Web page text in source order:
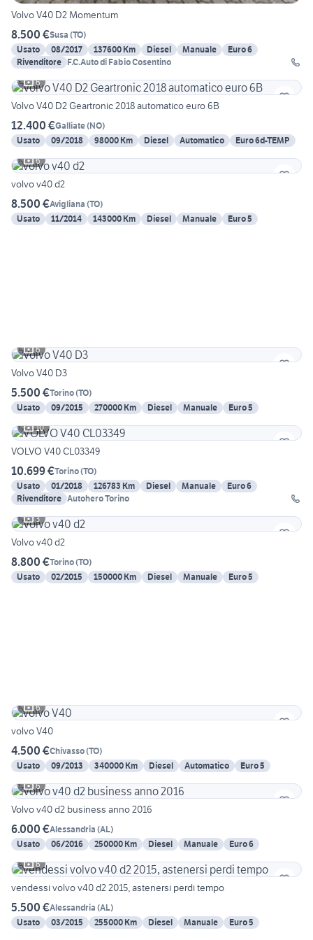
Volvo V40 D2 Momentum
8.500 €Susa (TO)
Usato
08/2017 137600 Km Diesel Manuale
Euro 6
Rivenditore F.C.Auto di Fabio Cosentino
6
Volvo V40 D2 Geartronic 2018 automatico euro 6B
12.400 €Galliate(NO)
Usato
09/2018 98000 Km Diesel Automatico
Euro 6d-TEMP
6
volvo v40 d2
8.500 €Avigliana (TO)
Usato
11/2014 143000 Km Diesel Manuale Euro 5
6
Volvo V40 D3
5.500 €Torino(TO)
Usato
09/2015 270000 Km Diesel Manuale
Euro 5
10
VOLVO V40 CL03349
10.699 €Torino(TO)
Usato
01/2018 126783 Km Diesel Manuale
Euro 6
Rivenditore Autohero Torino
3
Volvo v40 d2
8.800 €Torino(TO)
Usato
02/2015 150000 Km Diesel Manuale Euro 5
6
volvo V40
4.500 €Chivasso(TO)
Usato
09/2013 340000 Km Diesel Automatico
Euro 5
6
Volvo v40 d2 business anno 2016
6.000 €Alessandria (AL)
Usato
06/2016 250000 Km Diesel Manuale
Euro 6
6
vendessi volvo v40 d2 2015, astenersi perdi tempo
5.500 €Alessandria (AL)
Usato
03/2015 255000 Km Diesel Manuale Euro 5